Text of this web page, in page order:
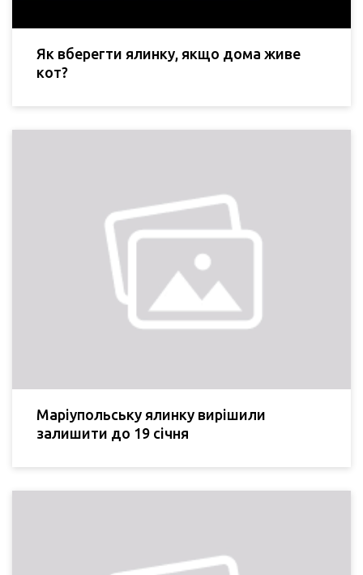
Як вберегти ялинку, якщо дома живе
кот?
Маріупольську ялинку вирішили
залишити до 19 січня